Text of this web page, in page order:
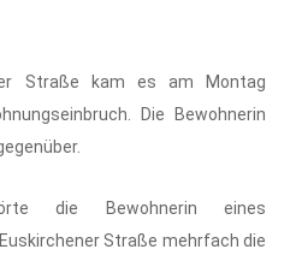
Straße kam es am Montag
Die Bewohnerin
die Bewohnerin eines
Straße mehrfach die